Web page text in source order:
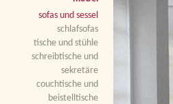
sofas und sessel
schlafsofas
tische und stühle
schreibtische und
sekretäre
couchtische und
beistelltische